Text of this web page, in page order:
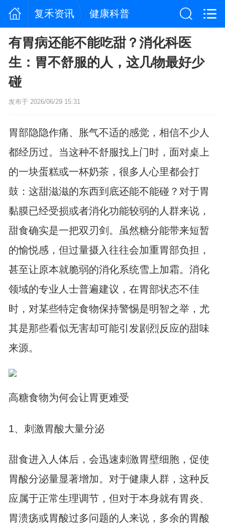
复禾资讯 健康科普
有胃病还能不能吃甜？消化科医
生：胃不舒服的人，这几物最好少
碰
发布于 2026/06/29 15:31
胃部隐隐作痛、胀气不适的感觉，相信不少人
都经历过。当这种不舒服找上门时，面对桌上
的一块蛋糕或一杯奶茶，很多人心里都会打
鼓：这甜滋滋的东西到底还能不能碰？对于胃
黏膜已经受损或者消化功能较弱的人群来说，
甜食确实是一把双刃剑。虽然糖分能带来短暂
的愉悦感，但过量摄入往往会加重胃部负担，
甚至让原本就脆弱的消化系统雪上加霜。消化
领域的专业人士普遍建议，在胃部状态不佳
时，对某些特定食物保持警惕是明智之举，尤
其是那些看似无害却可能引发剧烈反应的甜味
来源。
高糖食物为何会让胃更难受
1、刺激胃酸大量分泌
甜食进入人体后，会迅速刺激胃壁细胞，促使
胃酸分泌量显著增加。对于健康人群，这种反
应属于正常生理调节，但对于本身就有胃炎、
胃溃疡或胃酸过多问题的人来说，多余的胃酸